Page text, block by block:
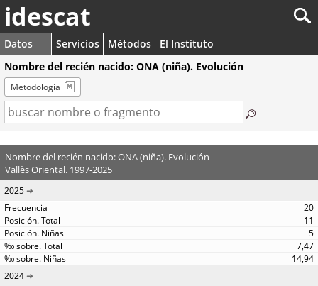
idescat
Datos Servicios Métodos
El Instituto
Nombre del recién nacido: ONA (niña). Evolución
Metodología
Nombre del recién nacido: ONA (niña). Evolución
Vallès Oriental. 1997-2025
2025
20
11
5
7,47
14,94
2024